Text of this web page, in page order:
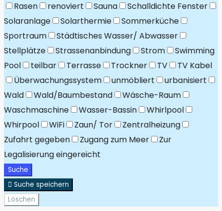
Rasen renoviert Sauna
Schalldichte Fenster
Solaranlage
Solarthermie
Sommerküche
Sportraum
Städtisches Wasser/ Abwasser
Stellplätze
Strassenanbindung Strom
Swimming
Pool
teilbar Terrasse Trockner TV
TV Kabel
Überwachungssystem
unmöbliert
urbanisiert
Wald
Wald/Baumbestand
Wäsche-Raum
Waschmaschine
Wasser-Bassin
Whirlpool
Whirpool
WiFi Zaun/ Tor
Zentralheizung
Zufahrt gegeben
Zugang zum Meer
Zur
Legalisierung eingereicht
Suche
Suche speichern
Löschen